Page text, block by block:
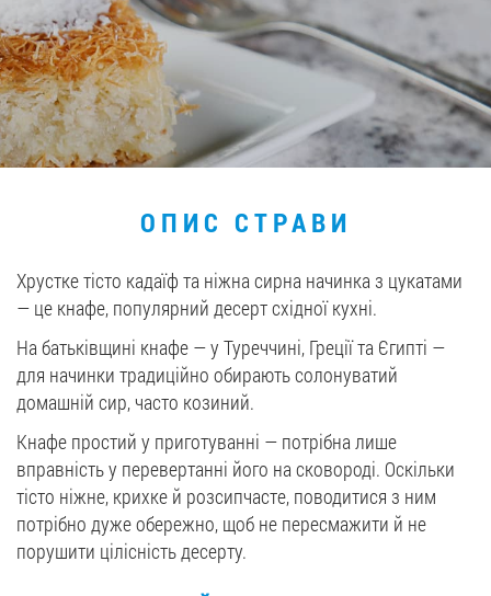
ПРЕС-ЦЕНТР
Тендерні закупівлі
Контакти
СТАТИ ПАРТНЕРОМ
0412 48 28 17
0412 42 29 23
ОПИС СТРАВИ
Хрустке тісто кадаїф та ніжна сирна начинка з цукатами
— це кнафе, популярний десерт східної кухні.
На батьківщині кнафе — у Туреччині, Греції та Єгипті —
для начинки традиційно обирають солонуватий
домашній сир, часто козиний.
Кнафе простий у приготуванні — потрібна лише
вправність у перевертанні його на сковороді. Оскільки
тісто ніжне, крихке й розсипчасте, поводитися з ним
потрібно дуже обережно, щоб не пересмажити й не
порушити цілісність десерту.